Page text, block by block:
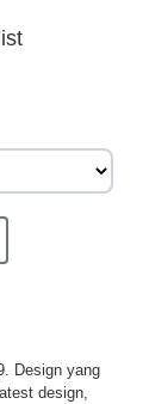
Design yang
design,